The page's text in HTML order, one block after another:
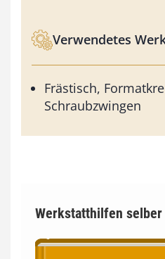
Verwendetes
Frästisch,
Schraubzwingen
Werkstatthilfen selber